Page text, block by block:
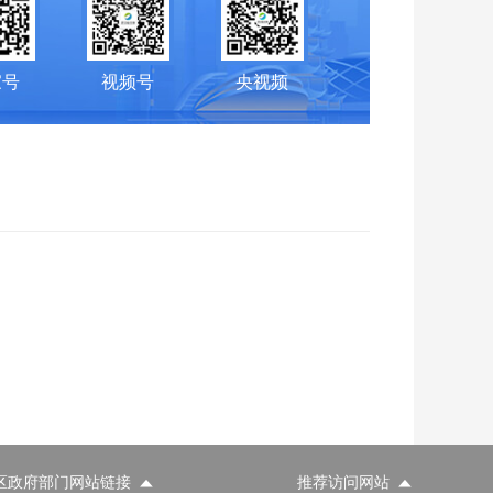
视频号 央视频
政府部门网站链接 推荐访问网站